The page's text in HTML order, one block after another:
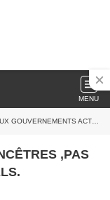
MENU
ACTUELS.
,PAS